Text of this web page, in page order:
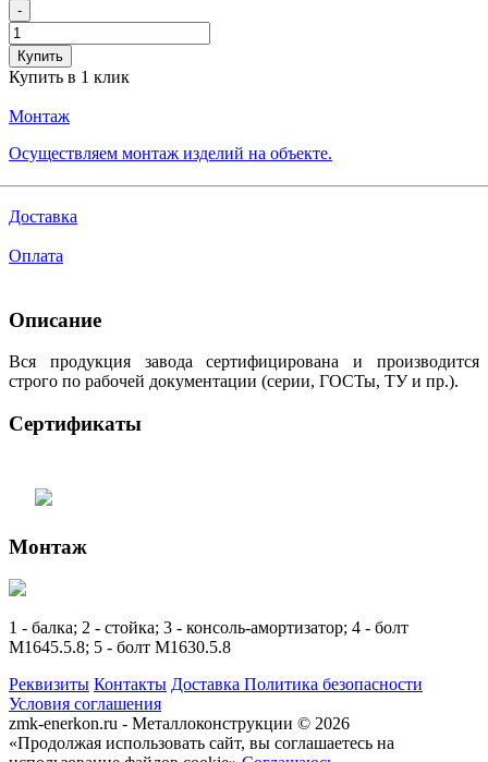
-
Купить
Купить в 1 клик
Монтаж
Осуществляем монтаж изделий на объекте.
Доставка
Оплата
Описание
Вся продукция завода сертифицирована и производится
строго по рабочей документации (серии, ГОСТы, ТУ и пр.).
Сертификаты
Монтаж
1 - балка; 2 - стойка; 3 - консоль-амортизатор; 4 - болт
М1645.5.8; 5 - болт М1630.5.8
Реквизиты Контакты Доставка Политика безопасности
Условия соглашения
zmk-enerkon.ru - Металлоконструкции © 2026
«Продолжая использовать сайт, вы соглашаетесь на